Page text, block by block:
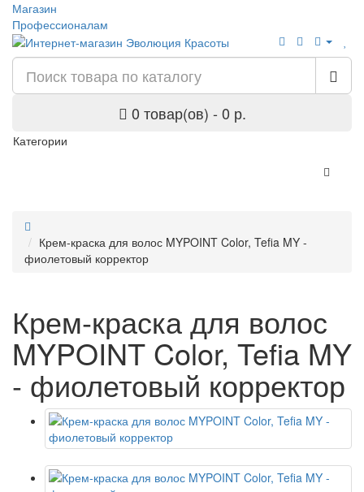
Магазин
Профессионалам
0 товар(ов) - 0 р.
Категории
Крем-краска для волос MYPOINT Color, Tefia MY -
фиолетовый корректор
Крем-краска для волос
MYPOINT Color, Tefia MY
- фиолетовый корректор